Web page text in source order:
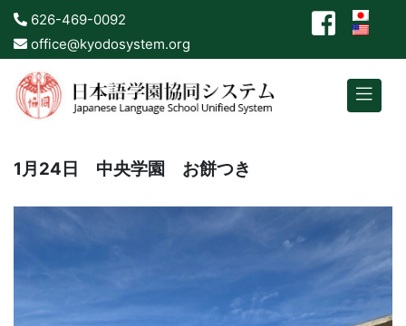
626-469-0092
office@kyodosystem.org
1月24日 中央学園 お餅つき